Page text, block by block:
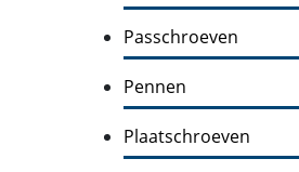
Passchroeven
Pennen
Plaatschroeven